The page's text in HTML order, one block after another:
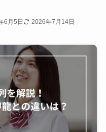
6月5日 2026年7月14日